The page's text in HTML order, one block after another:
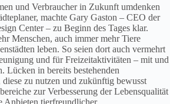
und Verbraucher in Zukunft umdenken
machte Gary Gaston – CEO der
Center – zu Beginn des Tages klar.
Menschen, auch immer mehr Tiere
leben. So seien dort auch vermehrt
und für Freizeitaktivitäten – mit und
Lücken in bereits bestehenden
zu nutzen und zukünftig bewusst
zur Verbesserung der Lebensqualität
Anbieten tierfreundlicher